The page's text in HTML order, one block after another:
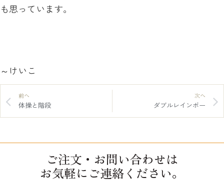
も思っています。
～けいこ
前へ
体操と階段
次へ
ダブルレインボー
ご注文・お問い合わせは
お気軽にご連絡ください。